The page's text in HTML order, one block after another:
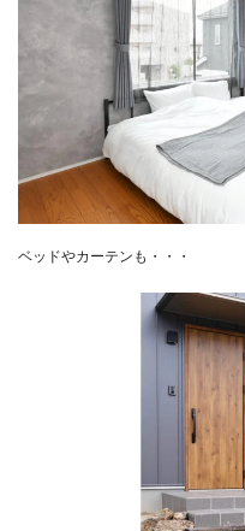
ベッドやカーテンも・・・